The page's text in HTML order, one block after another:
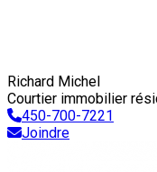
Richard Michel
Courtier immobilier
450-700-7221
Joindre